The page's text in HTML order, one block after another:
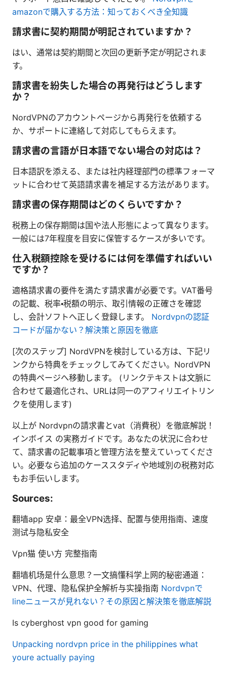
amazonで購入する方法：知っておくべき全知識
請求書に契約期間が明記されていますか？
はい、通常は契約期間と次回の更新予定が明記されま
す。
請求書を紛失した場合の再発行はどうします
か？
NordVPNのアカウントページから再発行を依頼する
か、サポートに連絡して対応してもらえます。
請求書の言語が日本語でない場合の対応は？
日本語訳を添える、または社内経理部門の標準フォーマ
ットに合わせて英語請求書を補足する方法があります。
請求書の保存期間はどのくらいですか？
税務上の保存期間は国や法人形態によって異なります。
一般には7年程度を目安に保管するケースが多いです。
仕入税額控除を受けるには何を準備すればいい
ですか？
適格請求書の要件を満たす請求書が必要です。VAT番号
の記載、税率・税額の明示、取引情報の正確さを確認
し、会計ソフトへ正しく登録します。 Nordvpnの認証
コードが届かない？解決策と原因を徹底
[次のステップ] NordVPNを検討している方は、下記リ
ンクから特典をチェックしてみてください。NordVPN
の特典ページへ移動します。 (リンクテキストは文脈に
合わせて最適化され、URLは同一のアフィリエイトリン
クを使用します)
以上が Nordvpnの請求書とvat（消費税）を徹底解説！
インボイス の実務ガイドです。あなたの状況に合わせ
て、請求書の記載事項と管理方法を整えていってくださ
い。必要なら追加のケーススタディや地域別の税務対応
もお手伝いします。
Sources:
翻墙app 安卓：最全VPN选择、配置与使用指南、速度
测试与隐私安全
Vpn猫 使い方 完整指南
翻墙机场是什么意思？一文搞懂科学上网的秘密通道：
VPN、代理、隐私保护全解析与实操指南 Nordvpnで
lineニュースが見れない？その原因と解決策を徹底解説
Is cyberghost vpn good for gaming
Unpacking nordvpn price in the philippines what
youre actually paying